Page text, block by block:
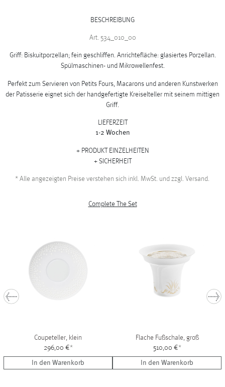
BESCHREIBUNG
Art. 534_010_00
Griff: Biskuitporzellan; fein geschliffen. Anrichtefläche: glasiertes Porzellan.
Spülmaschinen- und Mikrowellenfest.
Perfekt zum Servieren von Petits Fours, Macarons und anderen Kunstwerken
der Patisserie eignet sich der handgefertigte Kreiselteller mit seinem mittigen
Griff.
LIEFERZEIT
1-2 Wochen
PRODUKT EINZELHEITEN
SICHERHEIT
* Alle angezeigten Preise verstehen sich inkl. MwSt. und zzgl. Versand.
Complete The Set
Coupeteller, klein
296,00 €*
In den Warenkorb
Flache Fußschale, groß
510,00 €*
In den Warenkorb